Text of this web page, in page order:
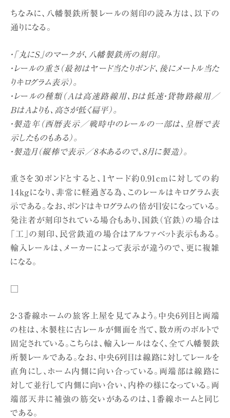
ちなみに、八幡製鉄所製レールの刻印の読み方は、以下の
通りになる。
・「丸にS」のマークが、八幡製鉄所の刻印。
・レールの重さ（最初はヤード当たりポンド、後にメートル当た
りキログラム表示）。
・レールの種類（Aは高速路線用、Bは低速・貨物路線用／
BはAよりも、高さが低く扁平）。
・製造年（西暦表示／戦時中のレールの一部は、皇暦で表
示したものもある）。
・製造月（縦棒で表示／8本あるので、8月に製造）。
重さを30ポンドとすると、1ヤード約0.91cmに対しての約
14kgになり、非常に軽過ぎる為、このレールはキログラム表
示である。なお、ポンドはキログラムの倍が目安になっている。
発注者が刻印されている場合もあり、国鉄（官鉄）の場合は
「工」の刻印、民営鉄道の場合はアルファベット表示もある。
輸入レールは、メーカーによって表示が違うので、更に複雑
になる。
2・3番線ホームの旅客上屋を見てみよう。中央6列目と両端
の柱は、木製柱に古レールが側面を当て、数カ所のボルトで
固定されている。こちらは、輸入レールはなく、全て八幡製鉄
所製レールである。なお、中央6列目は線路に対してレールを
直角にし、ホーム内側に向い合っている。両端部は線路に
対して並行して内側に向い合い、内枠の様になっている。両
端部天井に補強の筋交いがあるのは、1番線ホームと同じ
である。